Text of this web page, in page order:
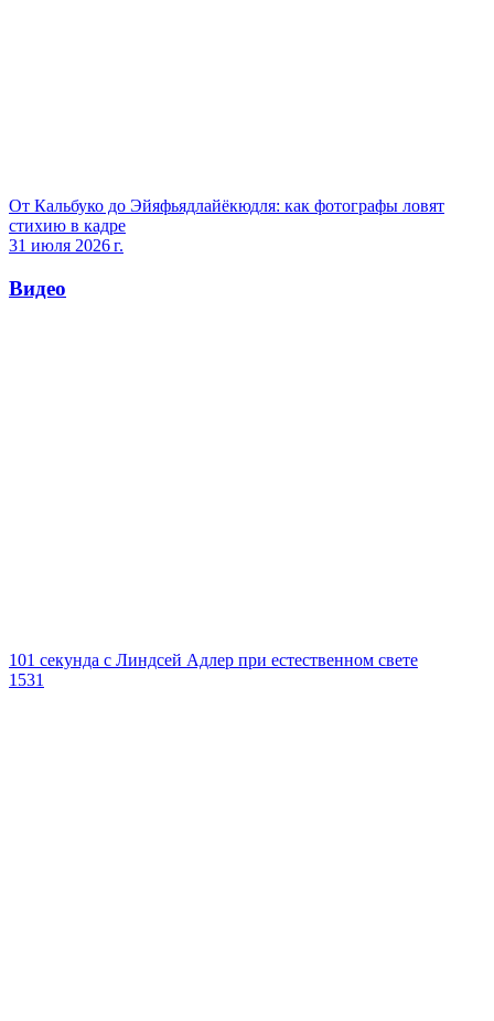
От Кальбуко до Эйяфьядлайёкюдля: как фотографы ловят
стихию в кадре
31 июля 2026 г.
Видео
101 секунда с Линдсей Адлер при естественном свете
1531